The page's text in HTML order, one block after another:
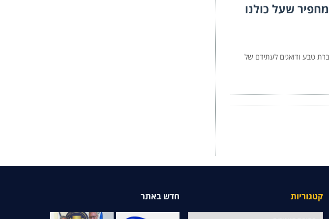
שעל כולנו
טבע ודואגים לעתידם של
קטגוריות חדש באתר